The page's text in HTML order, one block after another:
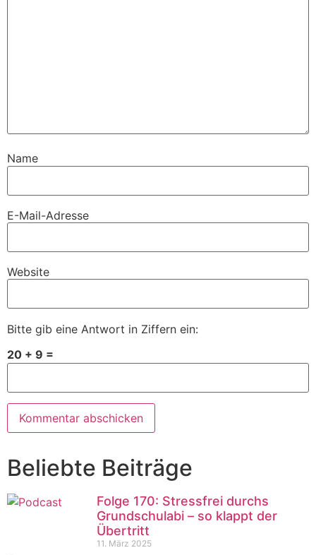
Name
E-Mail-Adresse
Website
Bitte gib eine Antwort in Ziffern ein:
20 + 9 =
Beliebte Beiträge
Folge 170: Stressfrei durchs
Grundschulabi – so klappt der
Übertritt
11. März 2025